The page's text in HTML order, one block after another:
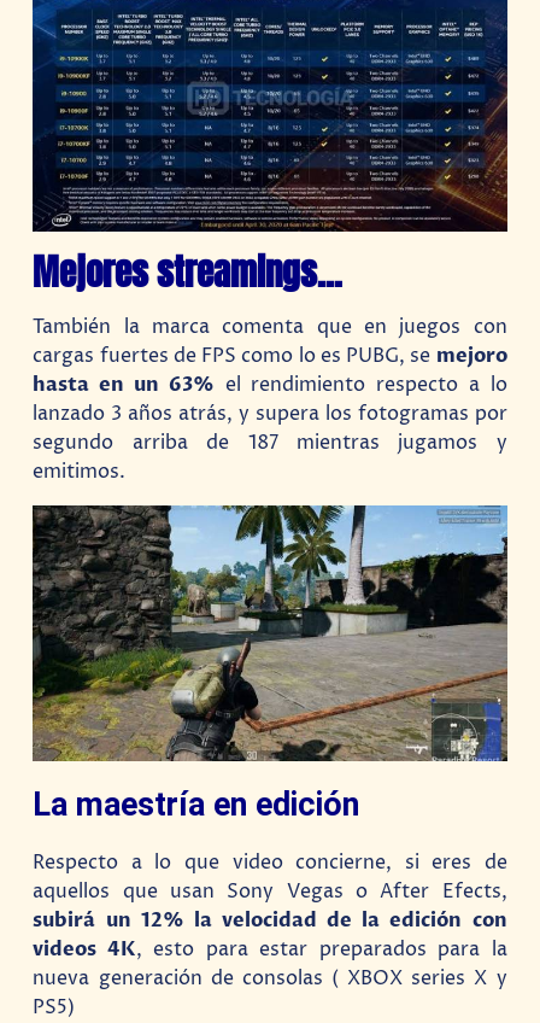
Mejores streamings…
También la marca comenta que en juegos con
cargas fuertes de FPS como lo es PUBG, se mejoro
hasta en un 63% el rendimiento respecto a lo
lanzado 3 años atrás, y supera los fotogramas por
segundo arriba de 187 mientras jugamos y
emitimos.
La maestría en edición
Respecto a lo que video concierne, si eres de
aquellos que usan Sony Vegas o After Efects,
subirá un 12% la velocidad de la edición con
videos 4K, esto para estar preparados para la
nueva generación de consolas ( XBOX series X y
PS5)